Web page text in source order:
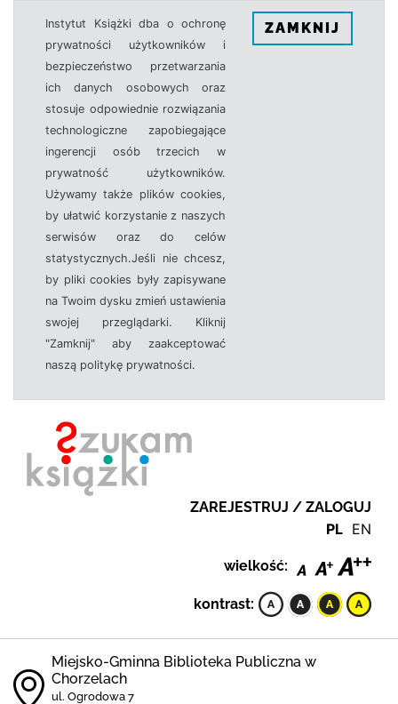
Instytut Książki dba o ochronę
prywatności użytkowników i
bezpieczeństwo przetwarzania
ich danych osobowych oraz
stosuje odpowiednie rozwiązania
technologiczne zapobiegające
ingerencji osób trzecich w
prywatność użytkowników.
Używamy także plików cookies,
by ułatwić korzystanie z naszych
serwisów oraz do celów
statystycznych.Jeśli nie chcesz,
by pliki cookies były zapisywane
na Twoim dysku zmień ustawienia
swojej przeglądarki. Kliknij
"Zamknij" aby zaakceptować
naszą politykę prywatności.
ZAMKNIJ
ZAREJESTRUJ / ZALOGUJ
PL EN
wielkość:
kontrast:
Miejsko-Gminna Biblioteka Publiczna w
Chorzelach
ul. Ogrodowa 7